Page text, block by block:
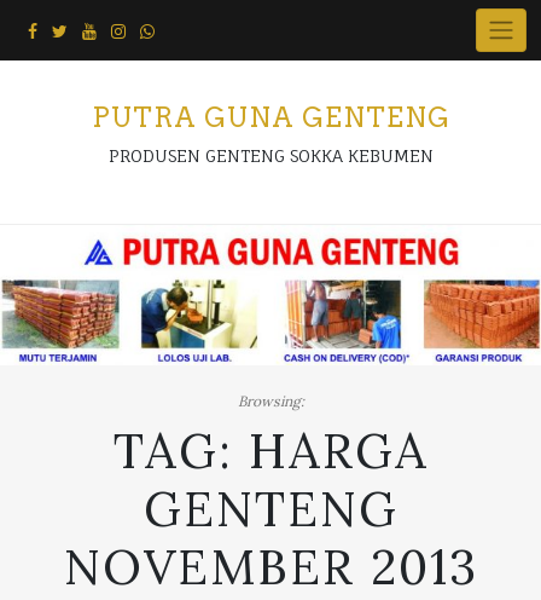
PUTRA GUNA GENTENG
PRODUSEN GENTENG SOKKA KEBUMEN
Browsing:
TAG: HARGA
GENTENG
NOVEMBER 2013